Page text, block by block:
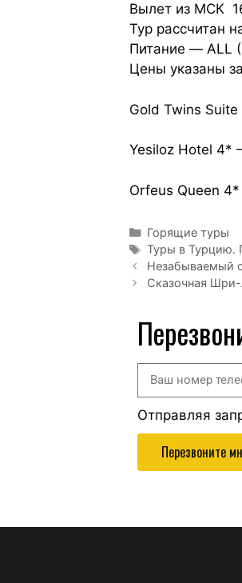
Вылет из МСК
Тур рассчитан
Питание — ALL
Цены указаны
Gold Twins
Yesiloz Hotel 4*
Orfeus Queen
Горящие туры
Туры в Турцию.
Незабываемый
Сказочная
Отправляя
Перезвоните